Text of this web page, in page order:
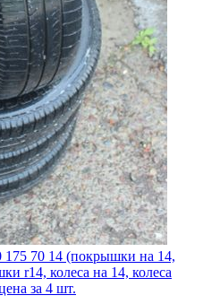
70 14 (покрышки на 14,
r14, колеса на 14, колеса
за 4 шт.